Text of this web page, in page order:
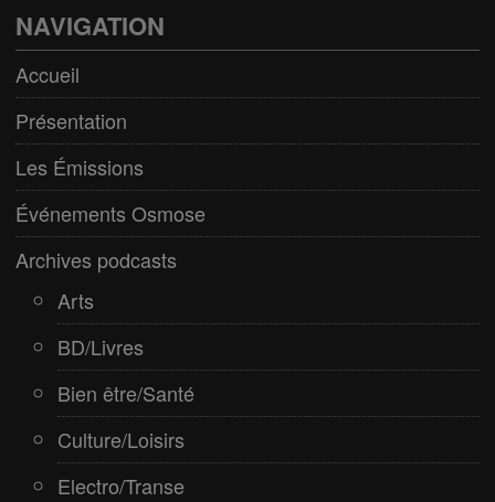
Bien être/Santé
Culture/Loisirs
Electro/Transe
Paranormal
Pop/Rock
Rap
Spiritualité
NAVIGATION
Accueil
Présentation
Les Émissions
Événements Osmose
Archives podcasts
Arts
BD/Livres
Bien être/Santé
Culture/Loisirs
Electro/Transe